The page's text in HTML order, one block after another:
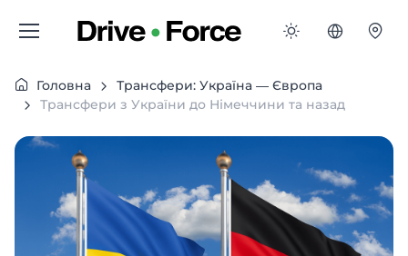
Головна
Трансфери: Україна — Європа
Трансфери з України до Німеччини та назад